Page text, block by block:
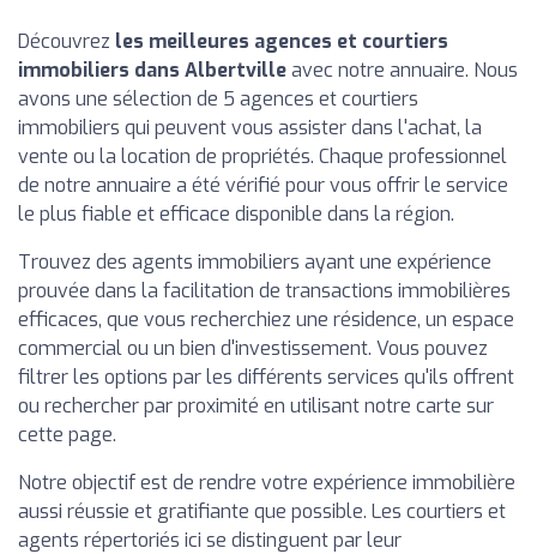
Découvrez les meilleures agences et courtiers
immobiliers dans Albertvilleavec notre annuaire. Nous
avons une sélection de 5 agences et courtiers
immobiliers qui peuvent vous assister dans l'achat, la
vente ou la location de propriétés. Chaque professionnel
de notre annuaire a été vérifié pour vous offrir le service
le plus fiable et efficace disponible dans la région.
Trouvez des agents immobiliers ayant une expérience
prouvée dans la facilitation de transactions immobilières
efficaces, que vous recherchiez une résidence, un espace
commercial ou un bien d'investissement. Vous pouvez
filtrer les options par les différents services qu'ils offrent
ou rechercher par proximité en utilisant notre carte sur
cette page.
Notre objectif est de rendre votre expérience immobilière
aussi réussie et gratifiante que possible. Les courtiers et
agents répertoriés ici se distinguent par leur